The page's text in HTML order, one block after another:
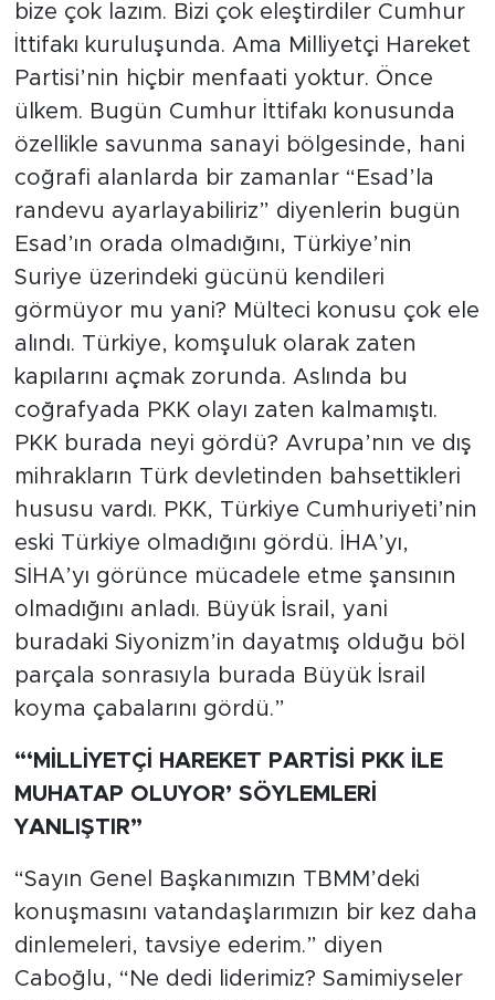
bize çok lazım. Bizi çok eleştirdiler Cumhur
İttifakı kuruluşunda. Ama Milliyetçi Hareket
Partisi’nin hiçbir menfaati yoktur. Önce
ülkem. Bugün Cumhur İttifakı konusunda
özellikle savunma sanayi bölgesinde, hani
coğrafi alanlarda bir zamanlar “Esad’la
randevu ayarlayabiliriz” diyenlerin bugün
Esad’ın orada olmadığını, Türkiye’nin
Suriye üzerindeki gücünü kendileri
görmüyor mu yani? Mülteci konusu çok ele
alındı. Türkiye, komşuluk olarak zaten
kapılarını açmak zorunda. Aslında bu
coğrafyada PKK olayı zaten kalmamıştı.
PKK burada neyi gördü? Avrupa’nın ve dış
mihrakların Türk devletinden bahsettikleri
hususu vardı. PKK, Türkiye Cumhuriyeti’nin
eski Türkiye olmadığını gördü. İHA’yı,
SİHA’yı görünce mücadele etme şansının
olmadığını anladı. Büyük İsrail, yani
buradaki Siyonizm’in dayatmış olduğu böl
parçala sonrasıyla burada Büyük İsrail
koyma çabalarını gördü.”
“‘MİLLİYETÇİ HAREKET PARTİSİ PKK İLE
MUHATAP OLUYOR’ SÖYLEMLERİ
YANLIŞTIR”
“Sayın Genel Başkanımızın TBMM’deki
konuşmasını vatandaşlarımızın bir kez daha
dinlemeleri, tavsiye ederim.” diyen
Caboğlu, “Ne dedi liderimiz? Samimiyseler